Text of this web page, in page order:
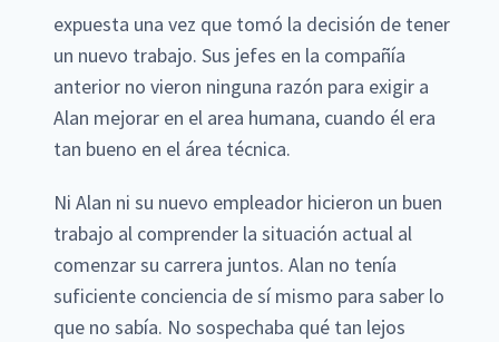
expuesta una vez que tomó la decisión de tener
un nuevo trabajo. Sus jefes en la compañía
anterior no vieron ninguna razón para exigir a
Alan mejorar en el area humana, cuando él era
tan bueno en el área técnica.
Ni Alan ni su nuevo empleador hicieron un buen
trabajo al comprender la situación actual al
comenzar su carrera juntos. Alan no tenía
suficiente conciencia de sí mismo para saber lo
que no sabía. No sospechaba qué tan lejos